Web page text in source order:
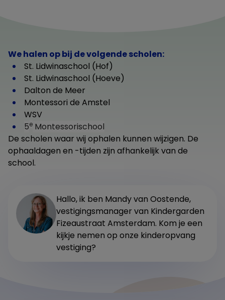
We halen op bij de volgende scholen:
St. Lidwinaschool (Hof)
St. Lidwinaschool (Hoeve)
Dalton de Meer
Montessori de Amstel
WSV
5e Montessorischool
De scholen waar wij ophalen kunnen wijzigen. De
ophaaldagen en -tijden zijn afhankelijk van de
school.
Hallo, ik ben Mandy van Oostende,
vestigingsmanager van Kindergarden
Fizeaustraat Amsterdam. Kom je een
kijkje nemen op onze kinderopvang
vestiging?